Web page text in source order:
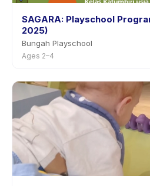
SAGARA: Playschool
2025)
Bungah Playschool
Ages 2–4